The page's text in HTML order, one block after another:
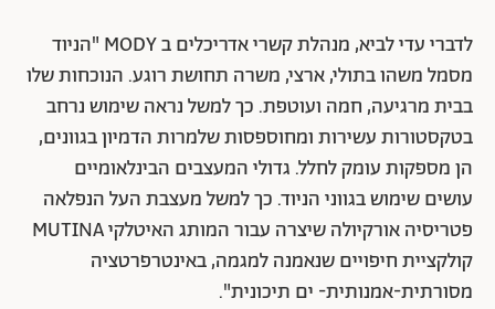
לדברי עדי לביא, מנהלת קשרי אדריכלים ב MODY "הניוד
מסמל משהו בתולי, ארצי, משרה תחושת רוגע. הנוכחות שלו
בבית מרגיעה, חמה ועוטפת. כך למשל נראה שימוש נרחב
בטקסטורות עשירות ומחוספסות שלמרות הדמיון בגוונים,
הן מספקות עומק לחלל. גדולי המעצבים הבינלאומיים
עושים שימוש בגווני הניוד. כך למשל מעצבת העל הנפלאה
פטריסיה אורקיולה שיצרה עבור המותג האיטלקי MUTINA
קולקציית חיפויים שנאמנה למגמה, באינטרפרטציה
מסורתית-אמנותית- ים תיכונית".